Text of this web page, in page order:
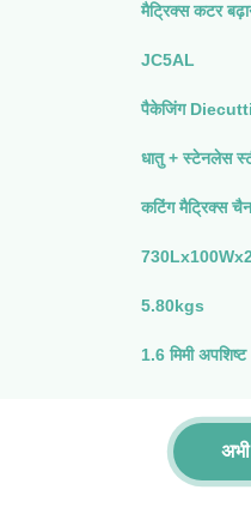
मैट्रिक्स कटर
JC5AL
पैकेजिंग
धातु + स्टेनलेस
कटिंग मैट्रिक्स
5.80kgs
1.6 मिमी अपशिष्ट